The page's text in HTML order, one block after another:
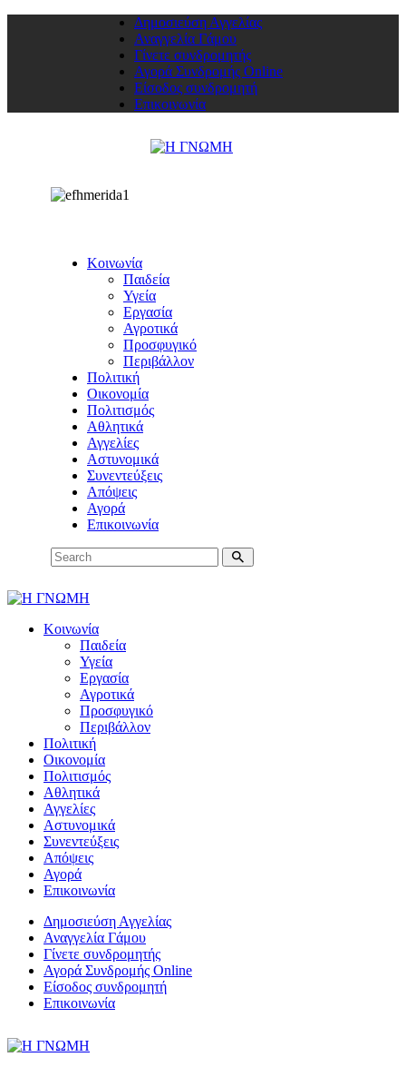
Δημοσιεύση Αγγελίας
Αναγγελία Γάμου
Γίνετε συνδρομητής
Αγορά Συνδρομής Online
Είσοδος συνδρομητή
Επικοινωνία
Κοινωνία
Παιδεία
Υγεία
Εργασία
Αγροτικά
Προσφυγικό
Περιβάλλον
Πολιτική
Οικονομία
Πολιτισμός
Αθλητικά
Αγγελίες
Αστυνομικά
Συνεντεύξεις
Απόψεις
Αγορά
Επικοινωνία
Κοινωνία
Παιδεία
Υγεία
Εργασία
Αγροτικά
Προσφυγικό
Περιβάλλον
Πολιτική
Οικονομία
Πολιτισμός
Αθλητικά
Αγγελίες
Αστυνομικά
Συνεντεύξεις
Απόψεις
Αγορά
Επικοινωνία
Δημοσιεύση Αγγελίας
Αναγγελία Γάμου
Γίνετε συνδρομητής
Αγορά Συνδρομής Online
Είσοδος συνδρομητή
Επικοινωνία